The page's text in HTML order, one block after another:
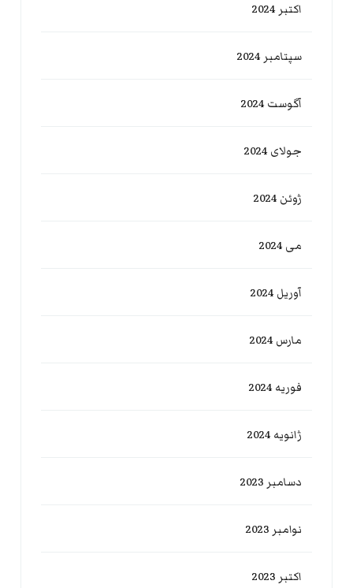
اکتبر 2024
سپتامبر 2024
آگوست 2024
جولای 2024
ژوئن 2024
می 2024
آوریل 2024
مارس 2024
فوریه 2024
ژانویه 2024
دسامبر 2023
نوامبر 2023
اکتبر 2023